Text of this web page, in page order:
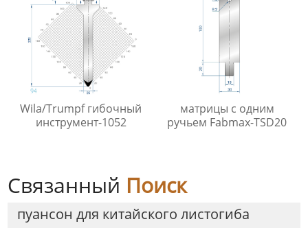
Wila/Trumpf гибочный
инструмент-1052
матрицы с одним
ручьем Fabmax-TSD20
Связанный Поиск
пуансон для китайского листогиба